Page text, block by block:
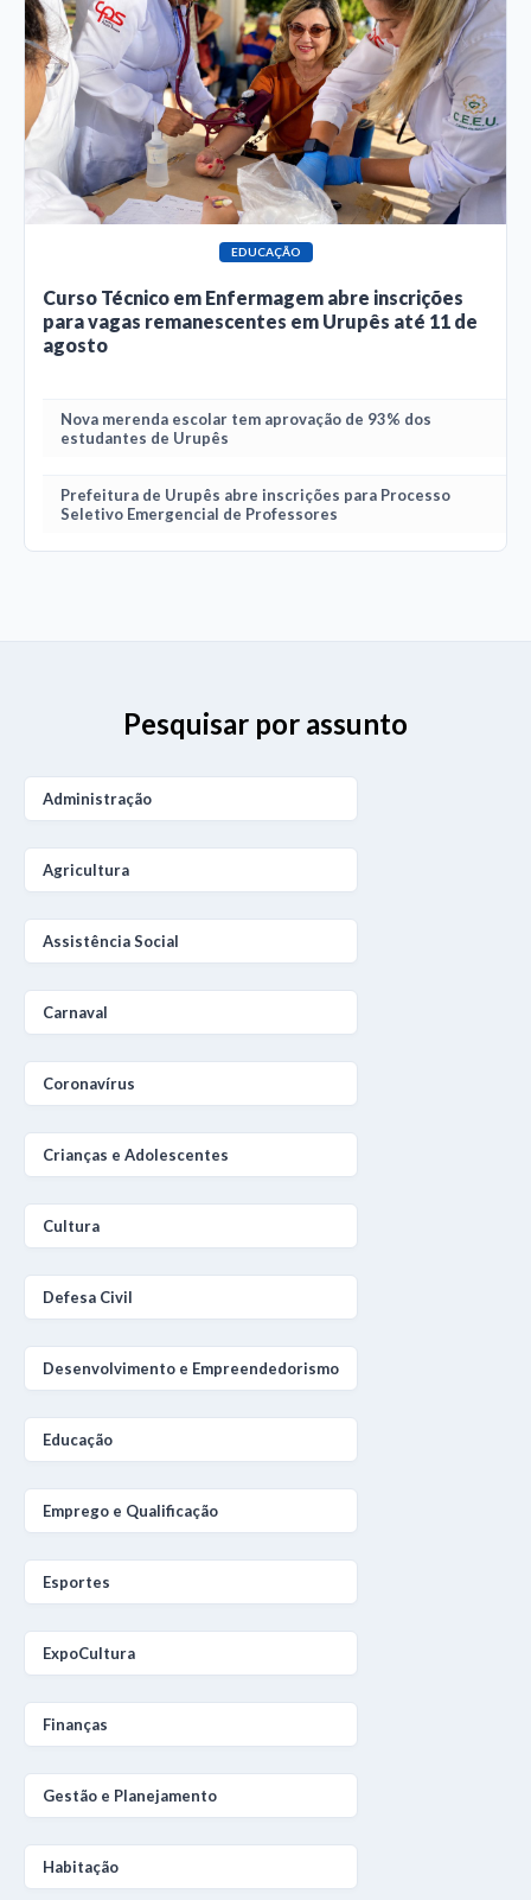
EDUCAÇÃO
Curso Técnico em Enfermagem abre inscrições
para vagas remanescentes em Urupês até 11 de
agosto
Nova merenda escolar tem aprovação de 93% dos
estudantes de Urupês
Prefeitura de Urupês abre inscrições para Processo
Seletivo Emergencial de Professores
Pesquisar por assunto
Administração
Agricultura
Assistência Social
Carnaval
Coronavírus
Crianças e Adolescentes
Cultura
Defesa Civil
Desenvolvimento e Empreendedorismo
Educação
Emprego e Qualificação
Esportes
ExpoCultura
Finanças
Gestão e Planejamento
Habitação